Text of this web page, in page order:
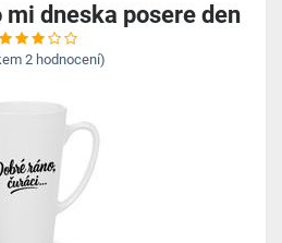
dneska posere den
2 hodnocení)